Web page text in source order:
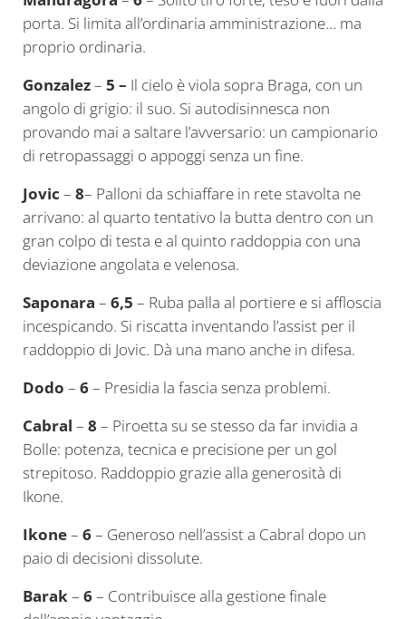
porta. Si limita all’ordinaria amministrazione… ma
proprio ordinaria.
Gonzalez– 5 – Il cielo è viola sopra Braga, con un
angolo di grigio: il suo. Si autodisinnesca non
provando mai a saltare l’avversario: un campionario
di retropassaggi o appoggi senza un fine.
Jovic – 8– Palloni da schiaffare in rete stavolta ne
arrivano: al quarto tentativo la butta dentro con un
gran colpo di testa e al quinto raddoppia con una
deviazione angolata e velenosa.
Saponara – 6,5 – Ruba palla al portiere e si affloscia
incespicando. Si riscatta inventando l’assist per il
raddoppio di Jovic. Dà una mano anche in difesa.
Dodo – 6– Presidia la fascia senza problemi.
Cabral – 8 – Piroetta su se stesso da far invidia a
Bolle: potenza, tecnica e precisione per un gol
strepitoso. Raddoppio grazie alla generosità di
Ikone.
Ikone– 6– Generoso nell’assist a Cabral dopo un
paio di decisioni dissolute.
Barak– 6– Contribuisce alla gestione finale